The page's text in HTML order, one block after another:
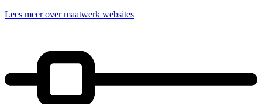
Lees meer over maatwerk websites